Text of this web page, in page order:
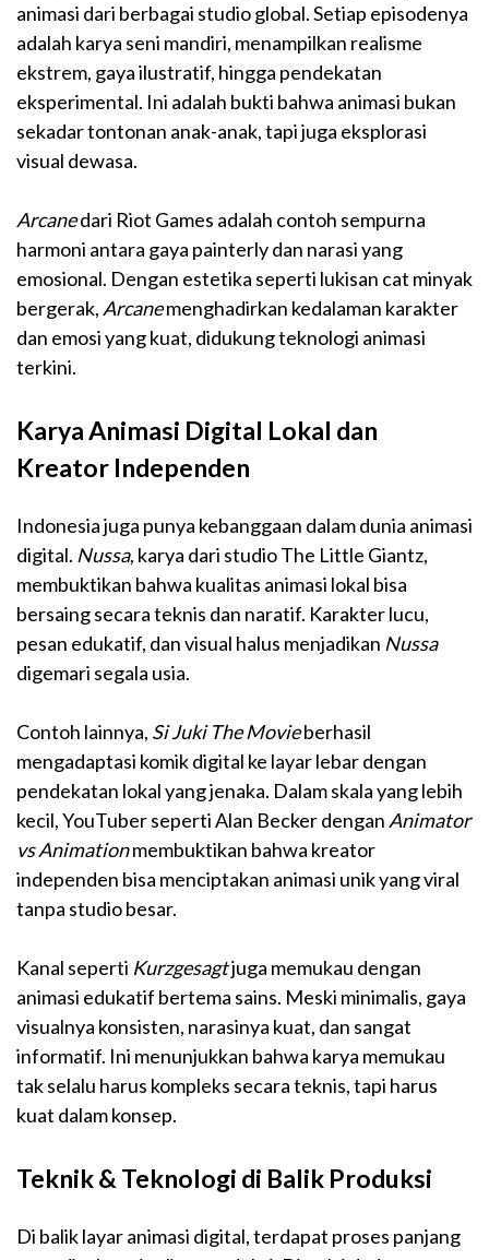
animasi dari berbagai studio global. Setiap episodenya
adalah karya seni mandiri, menampilkan realisme
ekstrem, gaya ilustratif, hingga pendekatan
eksperimental. Ini adalah bukti bahwa animasi bukan
sekadar tontonan anak-anak, tapi juga eksplorasi
visual dewasa.
Arcanedari Riot Games adalah contoh sempurna
harmoni antara gaya painterly dan narasi yang
emosional. Dengan estetika seperti lukisan cat minyak
bergerak, Arcanemenghadirkan kedalaman karakter
dan emosi yang kuat, didukung teknologi animasi
terkini.
Karya Animasi Digital Lokal dan
Kreator Independen
Indonesia juga punya kebanggaan dalam dunia animasi
digital. Nussa, karya dari studio The Little Giantz,
membuktikan bahwa kualitas animasi lokal bisa
bersaing secara teknis dan naratif. Karakter lucu,
pesan edukatif, dan visual halus menjadikan Nussa
digemari segala usia.
Contoh lainnya, Si Juki The Movieberhasil
mengadaptasi komik digital ke layar lebar dengan
pendekatan lokal yang jenaka. Dalam skala yang lebih
kecil, YouTuber seperti Alan Becker dengan Animator
vs Animationmembuktikan bahwa kreator
independen bisa menciptakan animasi unik yang viral
tanpa studio besar.
Kanal seperti Kurzgesagtjuga memukau dengan
animasi edukatif bertema sains. Meski minimalis, gaya
visualnya konsisten, narasinya kuat, dan sangat
informatif. Ini menunjukkan bahwa karya memukau
tak selalu harus kompleks secara teknis, tapi harus
kuat dalam konsep.
Teknik & Teknologi di Balik Produksi
Di balik layar animasi digital, terdapat proses panjang